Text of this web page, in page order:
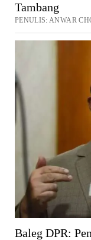
Tambang
PENULIS: ANWAR
Baleg DPR: